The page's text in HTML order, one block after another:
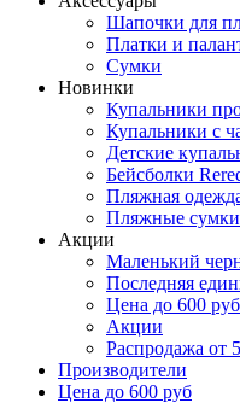
Шапочки для
Платки и
Сумки
Новинки
Купальники
Купальники с
Детские
Бейсболки
Пляжная
Пляжные сумки
Акции
Маленький
Последняя
Цена до 600
Акции
Распродажа от
Производители
Цена до 600 руб